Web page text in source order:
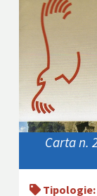
Carta n.
Tipologie: